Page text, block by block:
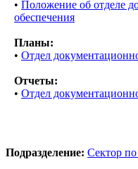
• Положение об отделе
обеспечения
Планы:
• Отдел
Отчеты:
• Отдел
Подразделение: Сектор